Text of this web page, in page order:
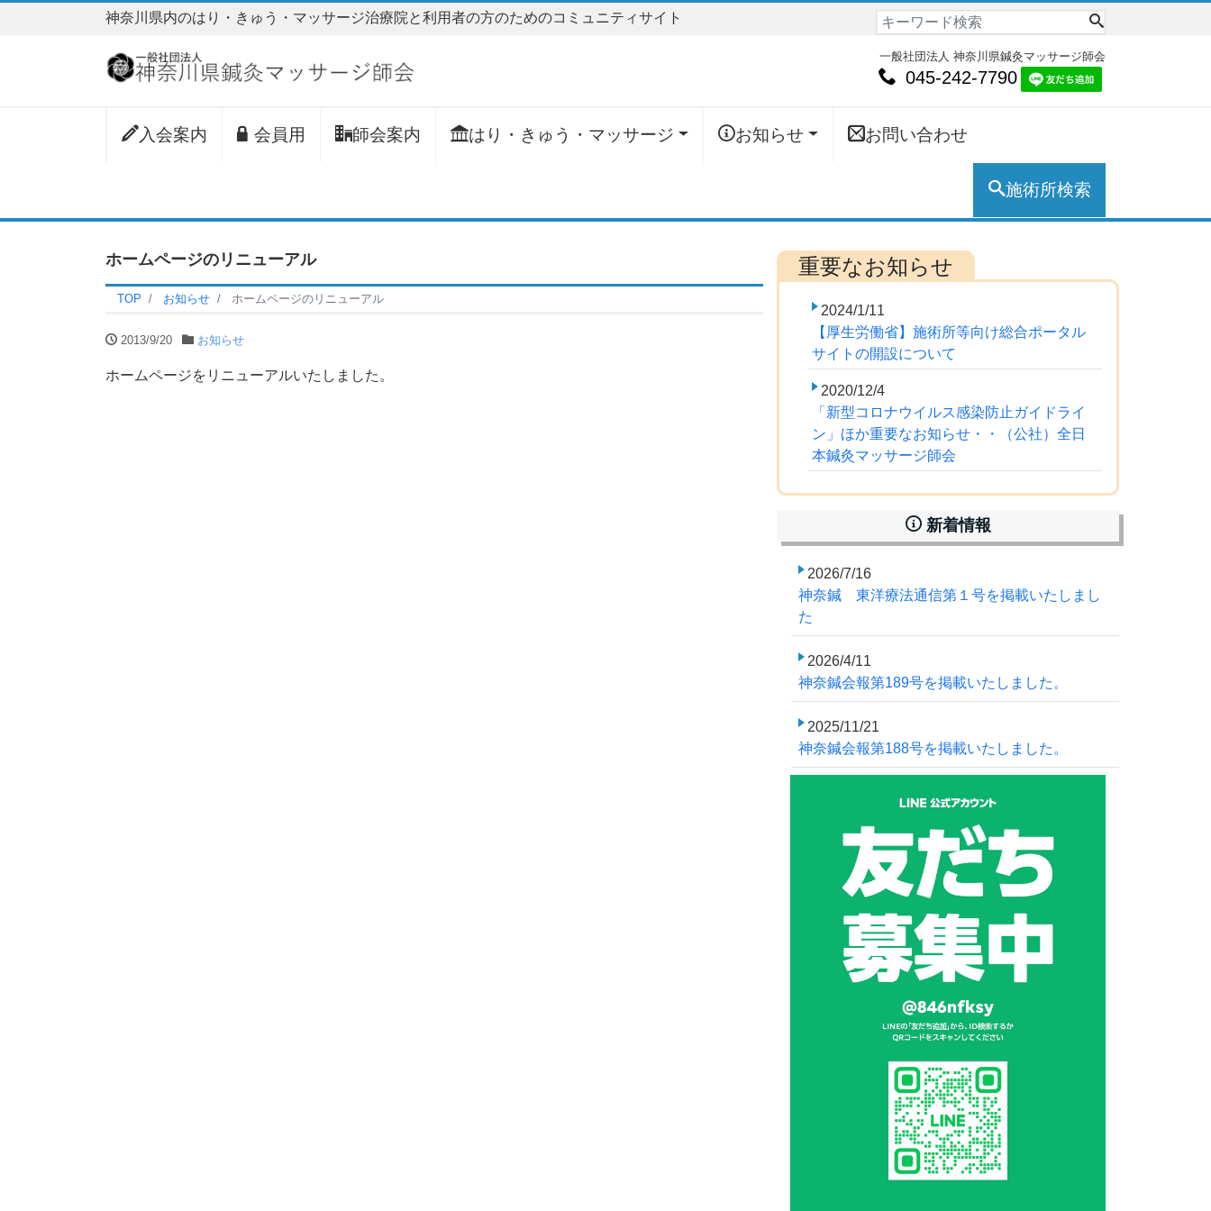
神奈川県内のはり・きゅう・マッサージ治療院と利用者の方のためのコミュニティサイト
一般社団法人 神奈川県鍼灸マッサージ師会
045-242-7790
入会案内 会員用 師会案内 はり・きゅう・マッサージ お知らせ お問い合わせ
施術所検索
ホームページのリニューアル
TOP お知らせ ホームページのリニューアル
2013/9/20 お知らせ
ホームページをリニューアルいたしました。
2024/1/11
【厚生労働省】施術所等向け総合ポータル
サイトの開設について
2020/12/4
「新型コロナウイルス感染防止ガイドライ
ン」ほか重要なお知らせ・・（公社）全日
本鍼灸マッサージ師会
新着情報
2026/7/16
神奈鍼 東洋療法通信第１号を掲載いたしまし
た
2026/4/11
神奈鍼会報第189号を掲載いたしました。
2025/11/21
神奈鍼会報第188号を掲載いたしました。